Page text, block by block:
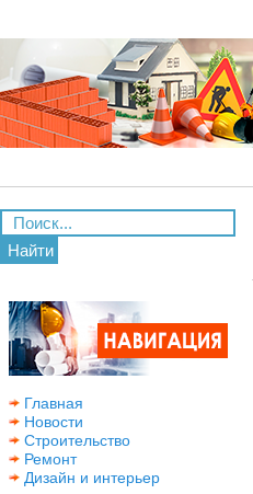
Найти
Главная
Новости
Строительство
Ремонт
Дизайн и интерьер